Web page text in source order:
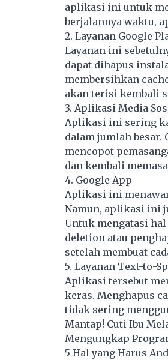
aplikasi ini untuk
berjalannya waktu,
2. Layanan Google
Layanan ini
dapat dihapus
membersihkan
akan terisi kembali
3. Aplikasi Media
Aplikasi ini sering
dalam jumlah
mencopot
dan kembali
4. Google App
Aplikasi ini
Namun, aplikasi ini
Untuk mengatasi hal
deletion atau
setelah membuat
5. Layanan Text-to-
Aplikasi tersebut
keras. Menghapus
tidak sering
Mantap! Cuti Ibu
Mengungkap
5 Hal yang Harus